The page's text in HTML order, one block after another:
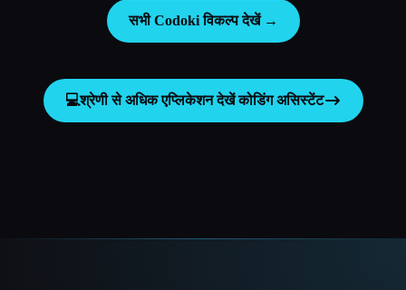
सभी Codoki विकल्प देखें →
💻श्रेणी से अधिक एप्लिकेशन देखेंकोडिंग असिस्टेंट